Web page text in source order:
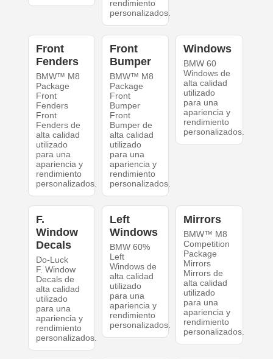
rendimiento
personalizados.
Front
Fenders
BMW™ M8
Package
Front
Fenders
Front
Fenders de
alta calidad
utilizado
para una
apariencia y
rendimiento
personalizados.
Front
Bumper
BMW™ M8
Package
Front
Bumper
Front
Bumper de
alta calidad
utilizado
para una
apariencia y
rendimiento
personalizados.
Windows
BMW 60
Windows de
alta calidad
utilizado
para una
apariencia y
rendimiento
personalizados.
F.
Window
Decals
Do-Luck
F. Window
Decals de
alta calidad
utilizado
para una
apariencia y
rendimiento
personalizados.
Left
Windows
BMW 60%
Left
Windows de
alta calidad
utilizado
para una
apariencia y
rendimiento
personalizados.
Mirrors
BMW™ M8
Competition
Package
Mirrors
Mirrors de
alta calidad
utilizado
para una
apariencia y
rendimiento
personalizados.